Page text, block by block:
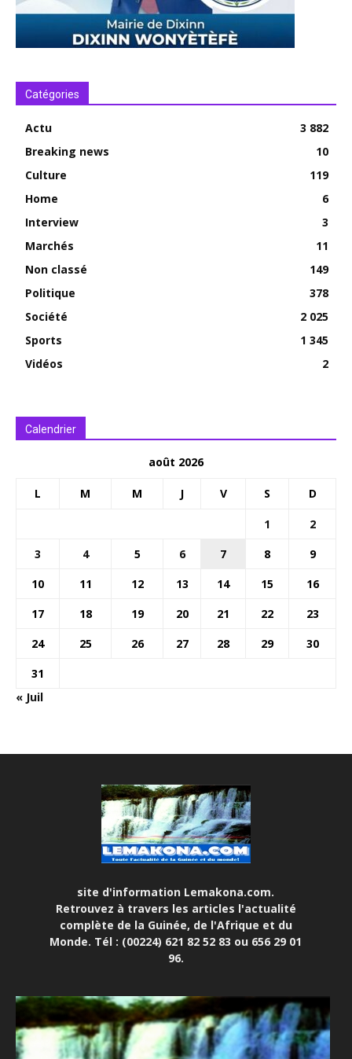
Catégories
Actu
3 882
Breaking news
10
Culture
119
Home
6
Interview
3
Marchés
11
Non classé
149
Politique
378
Société
2 025
Sports
1 345
Vidéos
2
Calendrier
août 2026
L M M J V S D
1
2
3
4 5 6 7 8
9
10
11 12 13 14 15
16
17
18 19 20 21 22
23
24
25 26 27 28 29
30
31
« Juil
site d'information Lemakona.com.
Retrouvez à travers les articles l'actualité
complète de la Guinée, de l'Afrique et du
Monde. Tél : (00224) 621 82 52 83 ou 656 29 01
96.